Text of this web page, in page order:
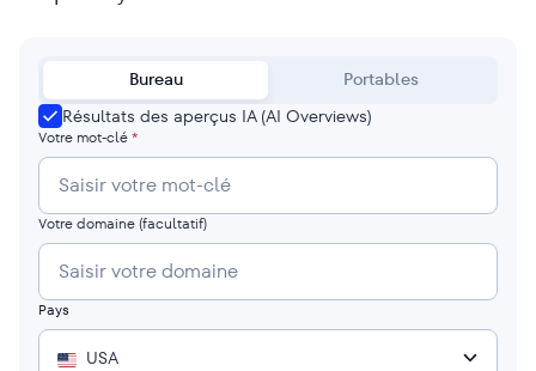
Bureau
Portables
Résultats des aperçus IA (AI Overviews)
Votre mot-clé*
Votre domaine(facultatif)
Pays
USA